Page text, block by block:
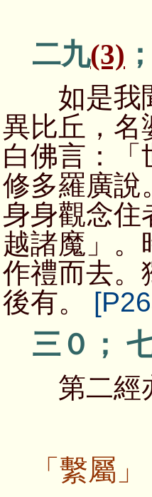
二九(3)
如是我聞
異比丘，名
白佛言：「
修多羅廣說
身身觀念住
越諸魔」。
作禮而去。
後有。
三０；
第二經亦
「繫屬」